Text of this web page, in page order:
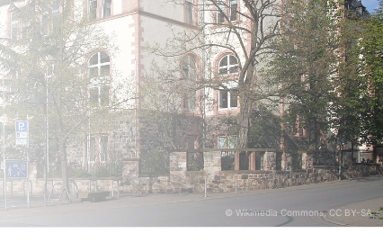
© Wikimedia Commons, CC BY-SA